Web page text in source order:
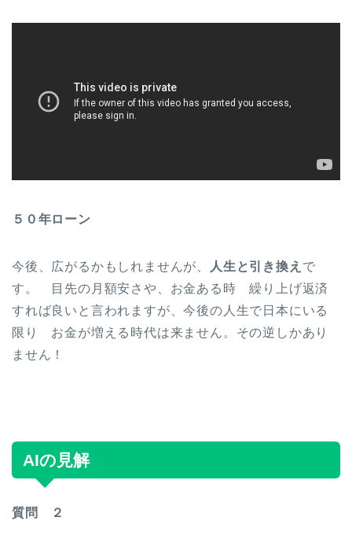
５０年ローン
今後、広がるかもしれませんが、 人生と引き換え で
す。 目先の月額安さや、お金ある時 繰り上げ返済
すれば良いと言われますが、今後の人生で日本にいる
限り お金が増える時代は来ません。その逆しかあり
ません！
AIの見解
質問 ２
オススメ
おすすめ商品